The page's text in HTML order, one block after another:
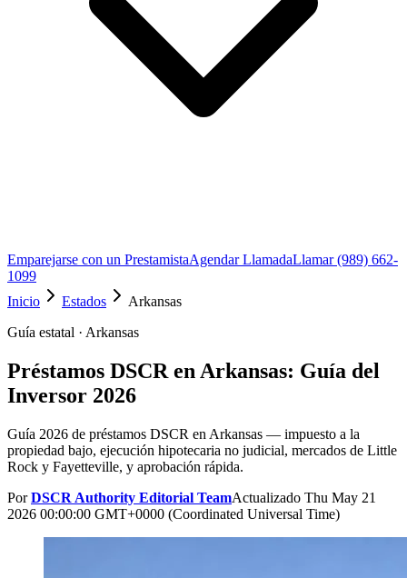
Emparejarse con un PrestamistaAgendar LlamadaLlamar (989) 662-
1099
Inicio
Estados
Arkansas
Guía estatal · Arkansas
Préstamos DSCR en Arkansas: Guía del
Inversor 2026
Guía 2026 de préstamos DSCR en Arkansas — impuesto a la
propiedad bajo, ejecución hipotecaria no judicial, mercados de Little
Rock y Fayetteville, y aprobación rápida.
PorDSCR Authority Editorial TeamActualizado Thu May 21
2026 00:00:00 GMT+0000 (Coordinated Universal Time)